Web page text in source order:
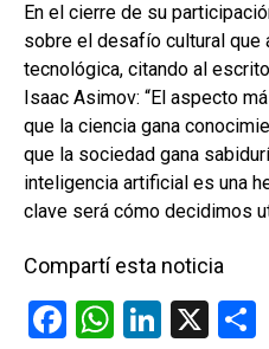
En el cierre de su
sobre el desafío cultural que
tecnológica, citando al
Isaac Asimov: “El aspecto
que la ciencia gana
que la sociedad gana
inteligencia artificial es una
clave será cómo decidimos
Compartí esta noticia
F
W Li
X